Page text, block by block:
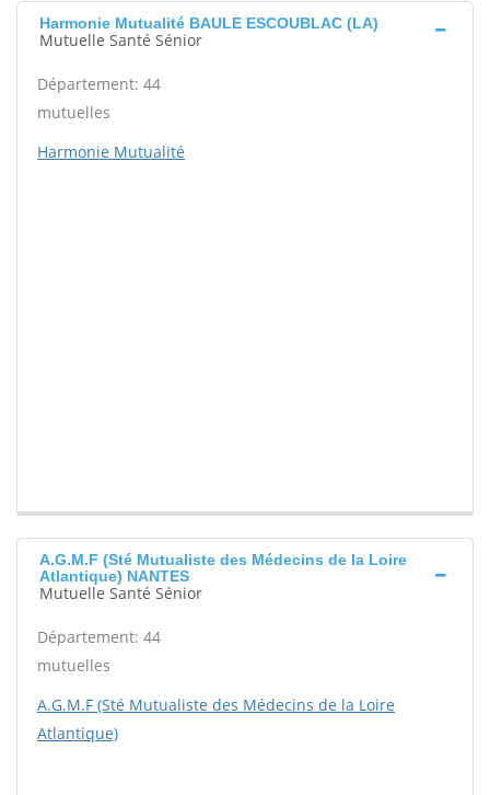
Harmonie Mutualité BAULE ESCOUBLAC (LA)
Mutuelle Santé Sénior
Département: 44
mutuelles
Harmonie Mutualité
A.G.M.F (Sté Mutualiste des Médecins de la Loire
Atlantique) NANTES
Mutuelle Santé Sénior
Département: 44
mutuelles
A.G.M.F (Sté Mutualiste des Médecins de la Loire
Atlantique)